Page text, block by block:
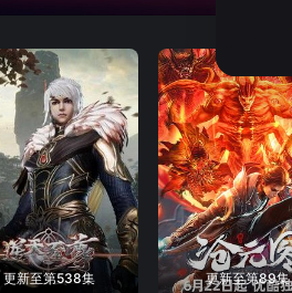
更新至第538集 更新至第89集